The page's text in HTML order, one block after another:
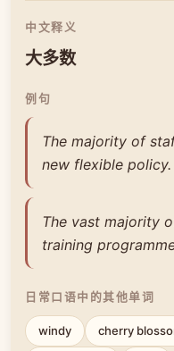
中文释义
大多数
例句
The majority of
new flexible policy.
The vast majority
training
日常口语中的其他单词
windy cherry